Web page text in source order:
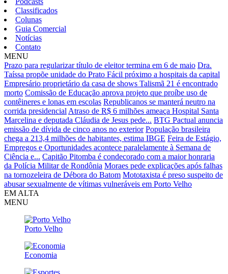
Classificados
Colunas
Guia Comercial
Notícias
Contato
MENU
Prazo para regularizar título de eleitor termina em 6 de maio Dra.
Taíssa propõe unidade do Prato Fácil próximo a hospitais da capital
Empresário proprietário da casa de shows Talismã 21 é encontrado
morto Comissão de Educação aprova projeto que proíbe uso de
contêineres e lonas em escolas Republicanos se manterá neutro na
corrida presidencial Atraso de R$ 6 milhões ameaça Hospital Santa
Marcelina e deputada Cláudia de Jesus pede... BTG Pactual anuncia
emissão de dívida de cinco anos no exterior População brasileira
chega a 213,4 milhões de habitantes, estima IBGE Feira de Estágio,
Empregos e Oportunidades acontece paralelamente à Semana de
Ciência e... Capitão Pitomba é condecorado com a maior honraria
da Polícia Militar de Rondônia Moraes pede explicações após falhas
na tornozeleira de Débora do Batom Mototaxista é preso suspeito de
abusar sexualmente de vítimas vulneráveis em Porto Velho
EM ALTA
MENU
Porto Velho
Economia